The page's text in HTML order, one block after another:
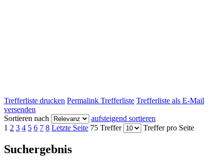
Trefferliste drucken Permalink Trefferliste Trefferliste als E-Mail
versenden
Sortieren nach
aufsteigend sortieren
1 2 3 4 5 6 7 8 Letzte Seite 75 Treffer Treffer pro Seite
Suchergebnis